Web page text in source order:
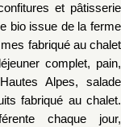
et pâtisserie
bio issue dela ferme
fabriqué au chalet
complet, pain,
Alpes, salade
fabriqué au chalet.
chaque jour,